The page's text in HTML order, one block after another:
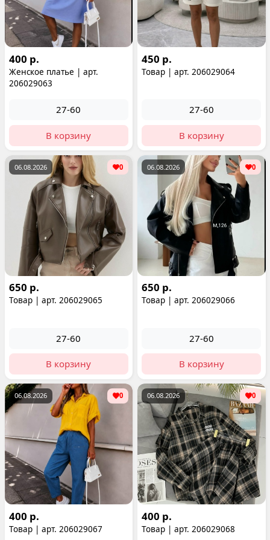
400 р.
Женское платье | арт.
206029063
27-60
В корзину
450 р.
Товар | арт. 206029064
27-60
В корзину
06.08.2026 0
650 р.
Товар | арт. 206029065
27-60
В корзину
06.08.2026 0
650 р.
Товар | арт. 206029066
27-60
В корзину
06.08.2026 0
400 р.
Товар | арт. 206029067
06.08.2026 0
400 р.
Товар | арт. 206029068